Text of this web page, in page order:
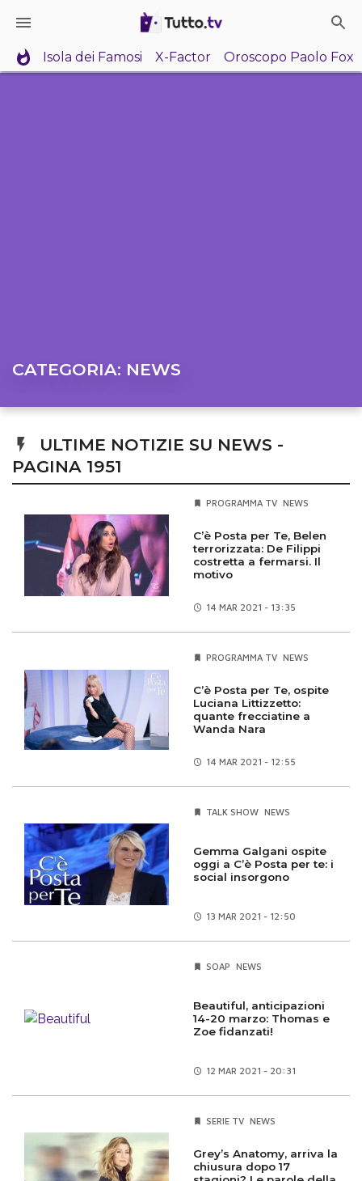
Isola dei Famosi X-Factor Oroscopo Paolo Fox
CATEGORIA: NEWS
ULTIME NOTIZIE SU NEWS -
PAGINA 1951
PROGRAMMA TV NEWS
C’è Posta per Te, Belen
terrorizzata: De Filippi
costretta a fermarsi. Il
motivo
14 MAR 2021 - 13:35
PROGRAMMA TV NEWS
C’è Posta per Te, ospite
Luciana Littizzetto:
quante frecciatine a
Wanda Nara
14 MAR 2021 - 12:55
TALK SHOW NEWS
Gemma Galgani ospite
oggi a C’è Posta per te: i
social insorgono
13 MAR 2021 - 12:50
SOAP NEWS
Beautiful, anticipazioni
14-20 marzo: Thomas e
Zoe fidanzati!
12 MAR 2021 - 20:31
SERIE TV NEWS
Grey’s Anatomy, arriva la
chiusura dopo 17